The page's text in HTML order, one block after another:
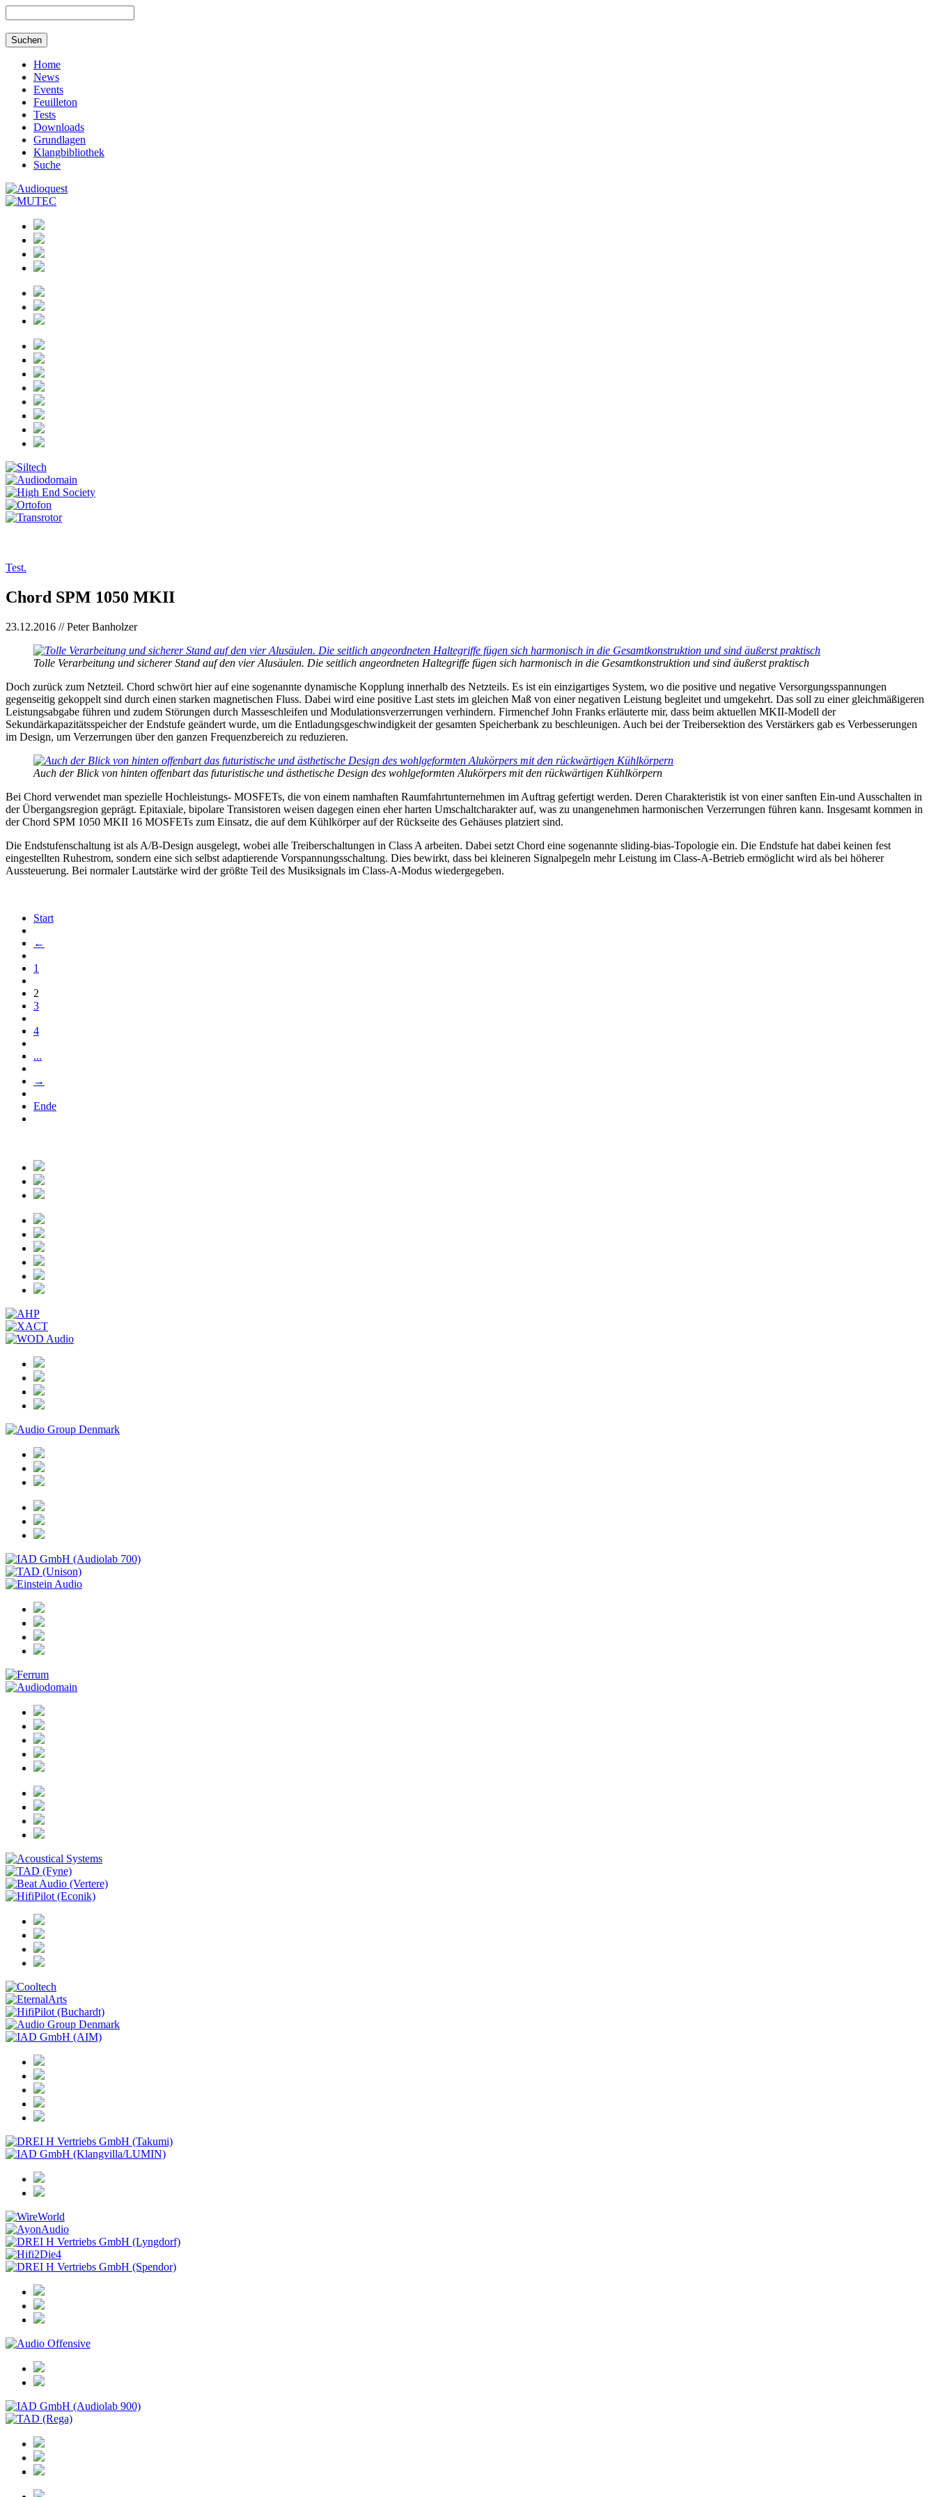
Home
News
Events
Feuilleton
Tests
Downloads
Grundlagen
Klangbibliothek
Suche
Test.
Chord SPM 1050 MKII
23.12.2016 // Peter Banholzer
Tolle Verarbeitung und sicherer Stand auf den vier Alusäulen. Die seitlich angeordneten Haltegriffe fügen sich harmonisch in die Gesamtkonstruktion und sind äußerst praktisch
Doch zurück zum Netzteil. Chord schwört hier auf eine sogenannte dynamische Kopplung innerhalb des Netzteils. Es ist ein einzigartiges System, wo die positive und negative Versorgungsspannungen
gegenseitig gekoppelt sind durch einen starken magnetischen Fluss. Dabei wird eine positive Last stets im gleichen Maß von einer negativen Leistung begleitet und umgekehrt. Das soll zu einer gleichmäßigeren
Leistungsabgabe führen und zudem Störungen durch Masseschleifen und Modulationsverzerrungen verhindern. Firmenchef John Franks erläuterte mir, dass beim aktuellen MKII-Modell der
Sekundärkapazitätsspeicher der Endstufe geändert wurde, um die Entladungsgeschwindigkeit der gesamten Speicherbank zu beschleunigen. Auch bei der Treibersektion des Verstärkers gab es Verbesserungen
im Design, um Verzerrungen über den ganzen Frequenzbereich zu reduzieren.
Auch der Blick von hinten offenbart das futuristische und ästhetische Design des wohlgeformten Alukörpers mit den rückwärtigen Kühlkörpern
Bei Chord verwendet man spezielle Hochleistungs- MOSFETs, die von einem namhaften Raumfahrtunternehmen im Auftrag gefertigt werden. Deren Charakteristik ist von einer sanften Ein-und Ausschalten in
der Übergangsregion geprägt. Epitaxiale, bipolare Transistoren weisen dagegen einen eher harten Umschaltcharakter auf, was zu unangenehmen harmonischen Verzerrungen führen kann. Insgesamt kommen in
der Chord SPM 1050 MKII 16 MOSFETs zum Einsatz, die auf dem Kühlkörper auf der Rückseite des Gehäuses platziert sind.
Die Endstufenschaltung ist als A/B-Design ausgelegt, wobei alle Treiberschaltungen in Class A arbeiten. Dabei setzt Chord eine sogenannte sliding-bias-Topologie ein. Die Endstufe hat dabei keinen fest
eingestellten Ruhestrom, sondern eine sich selbst adaptierende Vorspannungsschaltung. Dies bewirkt, dass bei kleineren Signalpegeln mehr Leistung im Class-A-Betrieb ermöglicht wird als bei höherer
Aussteuerung. Bei normaler Lautstärke wird der größte Teil des Musiksignals im Class-A-Modus wiedergegeben.
Start
←
1
2
3
4
...
→
Ende